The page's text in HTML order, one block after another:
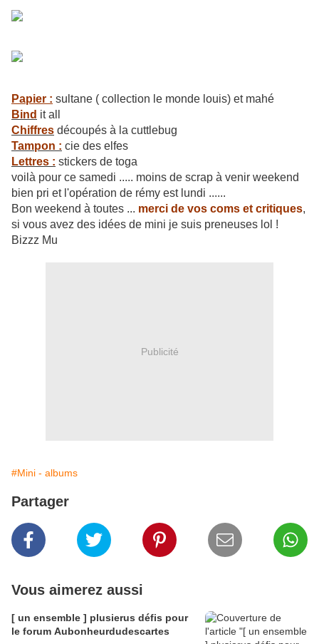
Papier : sultane ( collection le monde louis) et mahé
Bind it all
Chiffres découpés à la cuttlebug
Tampon : cie des elfes
Lettres : stickers de toga
voilà pour ce samedi ..... moins de scrap à venir weekend
bien pri et l'opération de rémy est lundi ......
Bon weekend à toutes ... merci de vos coms et critiques,
si vous avez des idées de mini je suis preneuses lol !
Bizzz Mu
Publicité
#Mini - albums
Partager
Vous aimerez aussi
[ un ensemble ] plusierus défis pour
le forum Aubonheurdudescartes